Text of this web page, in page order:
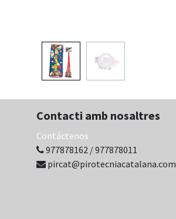
Contacti amb nosaltres
Contáctenos
977878162 / 977878011
pircat@pirotecniacatalana.com